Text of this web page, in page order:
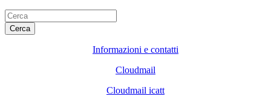
Cerca
Informazioni e contatti
Cloudmail
Cloudmail icatt